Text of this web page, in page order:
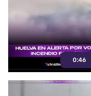
0:46